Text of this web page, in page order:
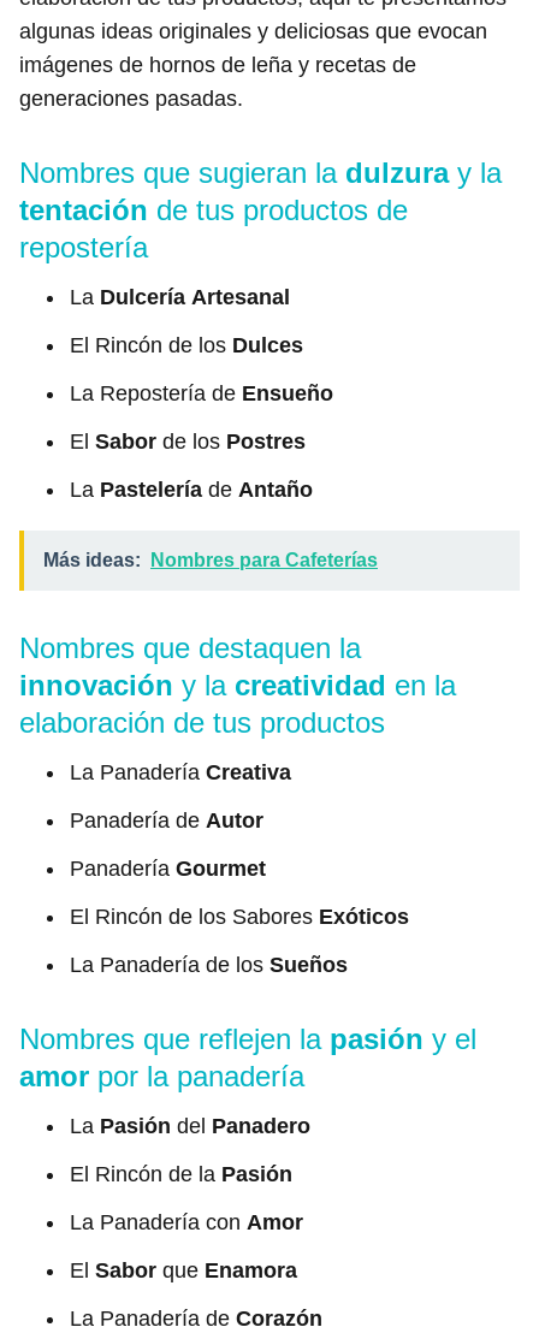
algunas ideas originales y deliciosas que evocan
imágenes de hornos de leña y recetas de
generaciones pasadas.
Nombres que sugieran la dulzuray la
tentación de tus productos de
repostería
La Dulcería Artesanal
El Rincón de los Dulces
La Repostería de Ensueño
El Sabor de los Postres
La Pastelería de Antaño
Más ideas: Nombres para Cafeterías
Nombres que destaquen la
innovación y la creatividad en la
elaboración de tus productos
La Panadería Creativa
Panadería de Autor
Panadería Gourmet
El Rincón de los Sabores Exóticos
La Panadería de los Sueños
Nombres que reflejen la pasión y el
amor por la panadería
La Pasión del Panadero
El Rincón de la Pasión
La Panadería con Amor
El Sabor que Enamora
La Panadería de Corazón